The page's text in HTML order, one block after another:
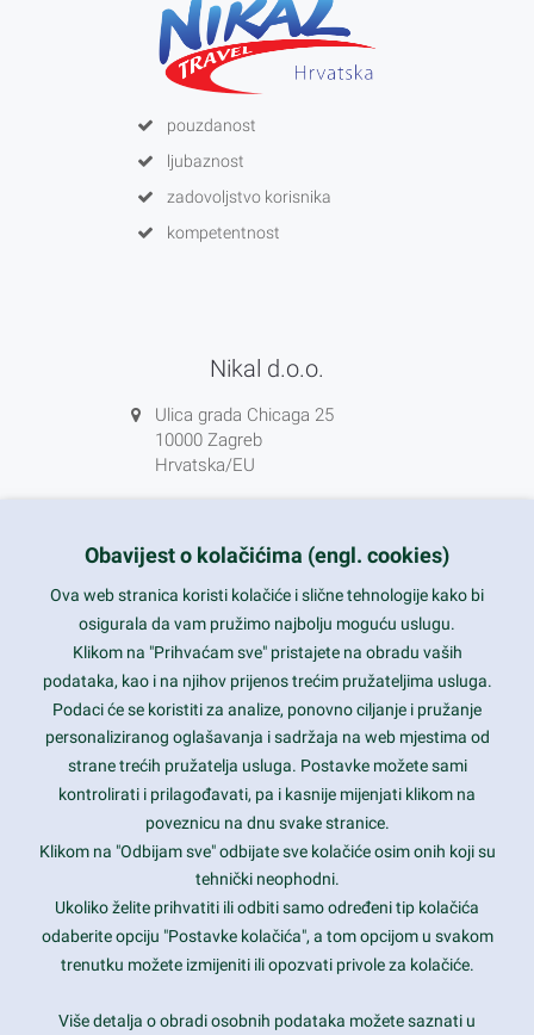
pouzdanost
ljubaznost
zadovoljstvo korisnika
kompetentnost
Nikal d.o.o.
Ulica grada Chicaga 25
10000 Zagreb
Hrvatska/EU
info@nikal.hr
HR-AB-01-080761107
ponedjeljak-petak 8-16h
Nazovite nas na besplatni telefon:
0800 85 66
Tečaj konverzije 1 EUR = 7,53450 kn
Obavijest o kolačićima (engl. cookies)
Ova web stranica koristi kolačiće i slične tehnologije kako bi
osigurala da vam pružimo najbolju moguću uslugu.
Klikom na "Prihvaćam sve" pristajete na obradu vaših
podataka, kao i na njihov prijenos trećim pružateljima usluga.
Podaci će se koristiti za analize, ponovno ciljanje i pružanje
personaliziranog oglašavanja i sadržaja na web mjestima od
strane trećih pružatelja usluga. Postavke možete sami
kontrolirati i prilagođavati, pa i kasnije mijenjati klikom na
poveznicu na dnu svake stranice.
Klikom na "Odbijam sve" odbijate sve kolačiće osim onih koji su
tehnički neophodni.
Ukoliko želite prihvatiti ili odbiti samo određeni tip kolačića
odaberite opciju "Postavke kolačića", a tom opcijom u svakom
trenutku možete izmijeniti ili opozvati privole za kolačiće.
Više detalja o obradi osobnih podataka možete saznati u